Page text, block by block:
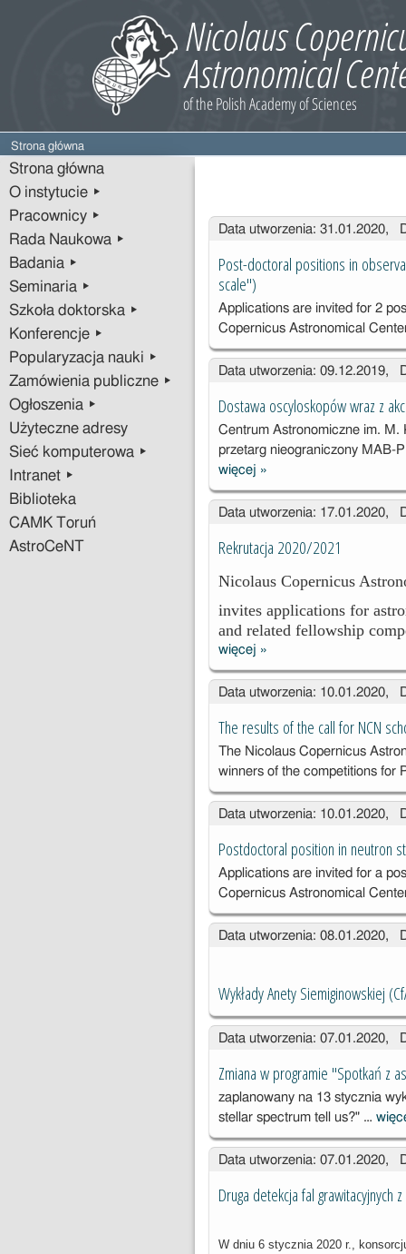
Strona główna
Strona główna
O instytucie ▸
Pracownicy ▸
Rada Naukowa ▸
Badania ▸
Seminaria ▸
Szkoła doktorska ▸
Konferencje ▸
Popularyzacja nauki ▸
Zamówienia publiczne ▸
Ogłoszenia ▸
Użyteczne adresy
Sieć komputerowa ▸
Intranet ▸
Biblioteka
CAMK Toruń
AstroCeNT
Wpisy
Data utworzenia: 31.01.2020,
Post-doctoral positions in
scale")
Applications are invited for 2
Copernicus Astronomical
Data utworzenia: 09.12.2019,
Dostawa oscyloskopów wraz z
Centrum Astronomiczne im. M.
przetarg nieograniczony MAB-
więcej Dostawa
oscyloskopów
wraz z
»
Data utworzenia: 17.01.2020,
Rekrutacja 2020/2021
Nicolaus Copernicus
invites applications for
and related fellowship
więcej Rekrutacja
2020/2021
»
Data utworzenia: 10.01.2020,
The results of the call for NCN
The Nicolaus Copernicus
winners of the competitions for
Data utworzenia: 10.01.2020,
Postdoctoral position in neutron
Applications are invited for a
Copernicus Astronomical
Data utworzenia: 08.01.2020,
Wykłady Anety Siemiginowskiej
Data utworzenia: 07.01.2020,
Zmiana w programie "Spotkań z
zaplanowany na 13 stycznia
stellar spectrum tell us?" …
Data utworzenia: 07.01.2020,
Druga detekcja fal grawitacyjnych
W dniu 6 stycznia 2020 r.,